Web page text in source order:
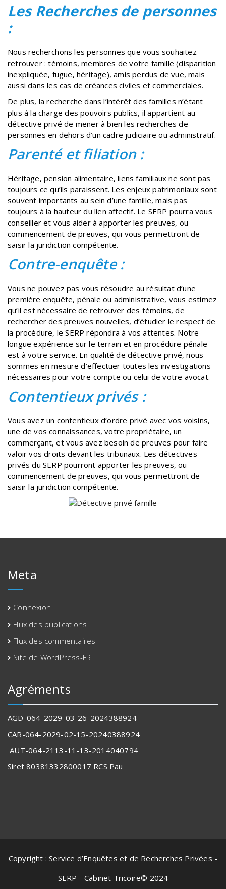
Les Recherches de personnes
:
Nous recherchons les personnes que vous souhaitez
retrouver : témoins, membres de votre famille (disparition
inexpliquée, fugue, héritage), amis perdus de vue, mais
aussi dans les cas de créances civiles et commerciales.
De plus, la recherche dans l’intérêt des familles n’étant
plus à la charge des pouvoirs publics, il appartient au
détective privé de mener à bien les recherches de
personnes en dehors d’un cadre judiciaire ou administratif.
Parenté et filiation :
Héritage, pension alimentaire, liens familiaux ne sont pas
toujours ce qu’ils paraissent. Les enjeux patrimoniaux sont
souvent importants au sein d’une famille, mais pas
toujours à la hauteur du lien affectif. Le SERP pourra vous
conseiller et vous aider à apporter les preuves, ou
commencement de preuves, qui vous permettront de
saisir la juridiction compétente.
Contre-enquête :
Vous ne pouvez pas vous résoudre au résultat d’une
première enquête, pénale ou administrative, vous estimez
qu’il est nécessaire de retrouver des témoins, de
rechercher des preuves nouvelles, d’étudier le respect de
la procédure, le SERP répondra à vos attentes. Notre
longue expérience sur le terrain et en procédure pénale
est à votre service. En qualité de détective privé, nous
sommes en mesure d’effectuer toutes les investigations
nécessaires pour votre compte ou celui de votre avocat.
Contentieux privés :
Vous avez un contentieux d’ordre privé avec vos voisins,
une de vos connaissances, votre propriétaire, un
commerçant, et vous avez besoin de preuves pour faire
valoir vos droits devant les tribunaux. Les détectives
privés du SERP pourront apporter les preuves, ou
commencement de preuves, qui vous permettront de
saisir la juridiction compétente.
Meta
Connexion
Flux des publications
Flux des commentaires
Site de WordPress-FR
Agréments
AGD-064-2029-03-26-2024388924
CAR-064-2029-02-15-20240388924
AUT-064-2113-11-13-2014040794
Siret 80381332800017 RCS Pau
Copyright : Service d’Enquêtes et de Recherches Privées -
SERP - Cabinet Tricoire© 2024